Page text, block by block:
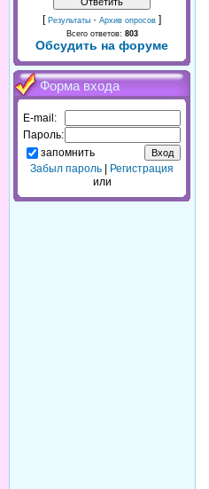
[ Результаты · Архив опросов ]
Всего ответов: 803
Обсудить на форуме
Форма входа
E-mail:
Пароль:
запомнить
Забыл пароль
Регистрация
или